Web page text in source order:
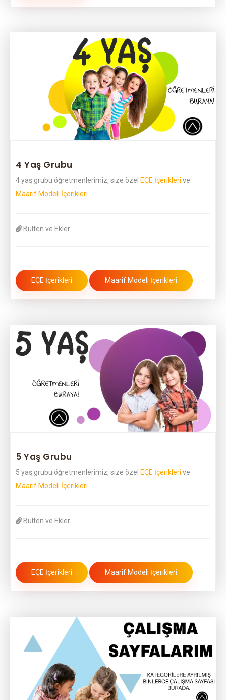
4 Yaş Grubu
4 yaş grubu öğretmenlerimiz, size özel EÇE İçerikleri ve
Maarif Modeli İçerikleri.
Bülten ve Ekler
EÇE İçerikleri Maarif Modeli İçerikleri
5 Yaş Grubu
5 yaş grubu öğretmenlerimiz, size özel EÇE İçerikleri ve
Maarif Modeli İçerikleri.
Bülten ve Ekler
EÇE İçerikleri Maarif Modeli İçerikleri